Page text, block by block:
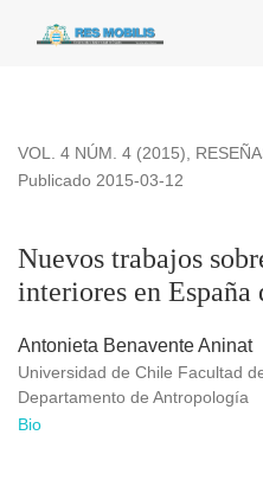
Nuevos trabajos sobre el
VOL. 4 NÚM. 4 (2015),
Nuevos trabajos
interiores en España
Publicado 2015-03-12
Antonieta Benavente Aninat
Universidad de Chile Facultad
Departamento de Antropología
Bio